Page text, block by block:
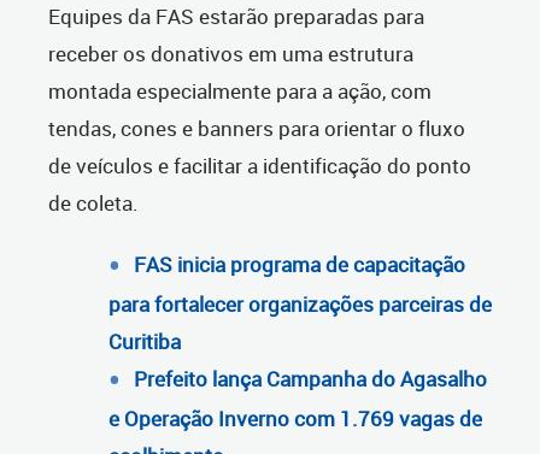
Equipes da FAS estarão preparadas para
receber os donativos em uma estrutura
montada especialmente para a ação, com
tendas, cones e banners para orientar o fluxo
de veículos e facilitar a identificação do ponto
de coleta.
FAS inicia programa de capacitação
para fortalecer organizações parceiras de
Curitiba
Prefeito lança Campanha do Agasalho
e Operação Inverno com 1.769 vagas de